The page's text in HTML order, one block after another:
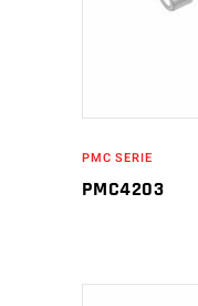
PMC SERIE
PMC4203